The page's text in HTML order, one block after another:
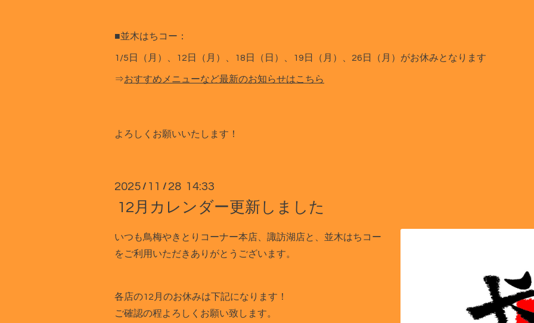
■並木はちコー：
1/5日（月）、12日（月）、18日（日）、19日（月）、26日（月）がお休みとなります
⇒おすすめメニューなど最新のお知らせはこちら
よろしくお願いいたします！
2025 / 11 / 28 14:33
12月カレンダー更新しました
いつも鳥梅やきとりコーナー本店、諏訪湖店と、並木はちコー
をご利用いただきありがとうございます。
各店の12月のお休みは下記になります！
ご確認の程よろしくお願い致します。